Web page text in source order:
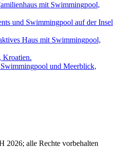
mit Swimmingpool,
Haus mit Swimmingpool,
und Meerblick,
2026; alle Rechte vorbehalten